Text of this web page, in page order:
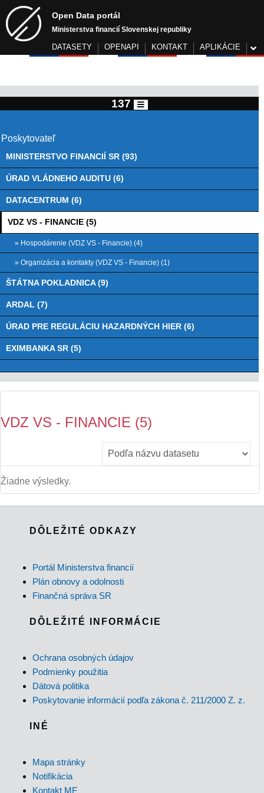
Open Data portál
Ministerstva financií Slovenskej republiky
DATASETY OPENAPI KONTAKT APLIKÁCIE
137
Poskytovateľ
MINISTERSTVO FINANCIÍ SR (93)
ÚRAD VLÁDNEHO AUDITU (6)
DATACENTRUM (6)
VDZ VS - FINANCIE (5)
» Hospodárenie (VDZ VS - Financie) (4)
» Organizácia a kontakty (VDZ VS - Financie) (1)
ŠTÁTNA POKLADNICA (9)
ARDAL (7)
ÚRAD PRE REGULÁCIU HAZARDNÝCH HIER (6)
EXIMBANKA SR (5)
VDZ VS - FINANCIE (5)
Žiadne výsledky.
DÔLEŽITÉ ODKAZY
Portál Ministerstva financií
Plán obnovy a odolnosti
Finančná správa SR
DÔLEŽITÉ INFORMÁCIE
Ochrana osobných údajov
Podmienky použitia
Dátová politika
Poskytovanie informácií podľa zákona č. 211/2000 Z. z.
INÉ
Mapa stránky
Notifikácia
Kontakt MF